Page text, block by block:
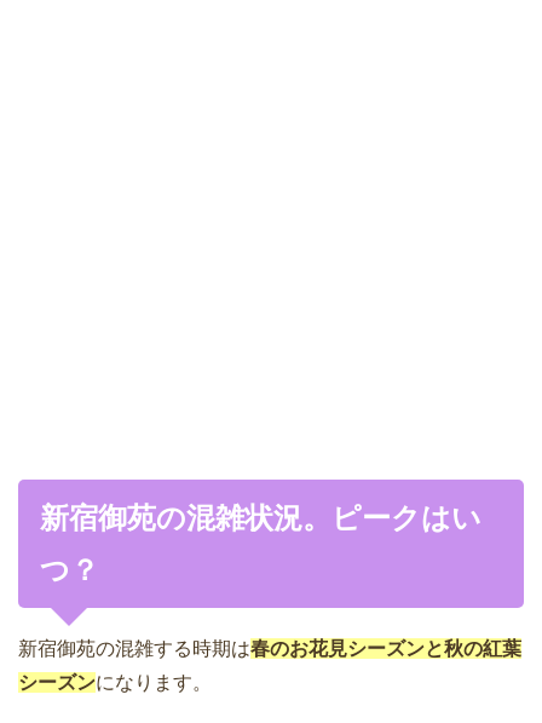
新宿御苑の混雑状況。ピークはい
つ？
新宿御苑の混雑する時期は春のお花見シーズンと秋の紅葉
シーズンになります。